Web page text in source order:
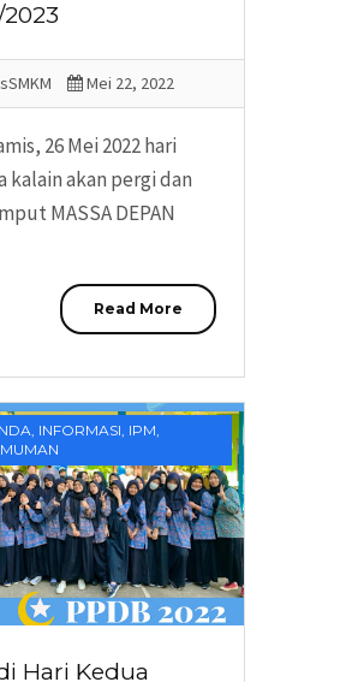
Mei 22, 2022
26 Mei 2022 hari
kalain akan pergi dan
MASSA DEPAN
Read More
, INFORMASI, IPM,
Hari Kedua